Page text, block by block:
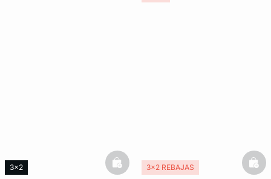
3x2 basketfull3x2 REBAJAS